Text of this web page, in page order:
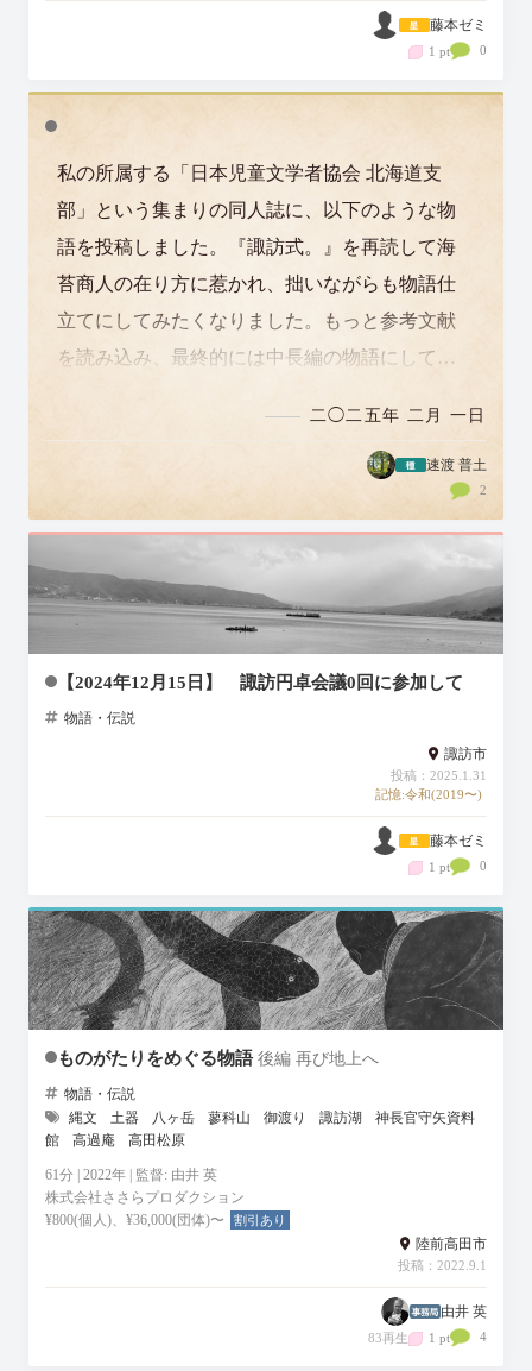
藤本ゼミ
1 pt 0
私の所属する「日本児童文学者協会 北海道支
部」という集まりの同人誌に、以下のような物
語を投稿しました。『諏訪式。』を再読して海
苔商人の在り方に惹かれ、拙いながらも物語仕
立てにしてみたくなりました。もっと参考文献
を読み込み、最終的には中長編の物語にして、
二◯二五年 二月 一日
速渡 普土
2
【2024年12月15日】 諏訪円卓会議0回に参加して
物語・伝説
諏訪市
投稿：2025.1.31
記憶:令和(2019〜)
藤本ゼミ
1 pt 0
ものがたりをめぐる物語 後編 再び地上へ
物語・伝説
縄文
土器 八ヶ岳 蓼科山 御渡り 諏訪湖
神長官守矢資料
館
高過庵 高田松原
61分 | 2022年 | 監督: 由井 英
株式会社ささらプロダクション
¥800(個人)、¥36,000(団体)〜
割引あり
陸前高田市
投稿：2022.9.1
由井 英
83再生 1 pt 4